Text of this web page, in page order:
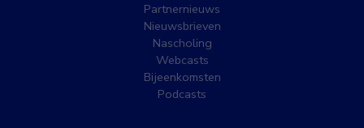
Partnernieuws
Nieuwsbrieven
Nascholing
Webcasts
Bijeenkomsten
Podcasts